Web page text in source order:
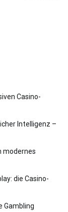
Casino-
Intelligenz –
modernes
die Casino-
Gambling